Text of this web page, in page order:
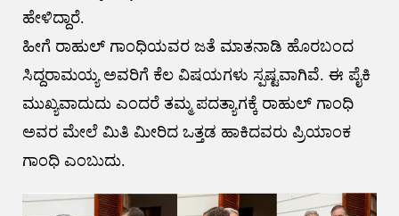
ಹೇಳಿದ್ದಾರೆ.
ಹೀಗೆ ರಾಹುಲ್ ಗಾಂಧಿಯವರ ಜತೆ ಮಾತನಾಡಿ ಹೊರಬಂದ
ಸಿದ್ದರಾಮಯ್ಯ ಅವರಿಗೆ ಕೆಲ ವಿಷಯಗಳು ಸ್ಪಷ್ಟವಾಗಿವೆ. ಈ ಪೈಕಿ
ಮುಖ್ಯವಾದುದು ಎಂದರೆ ತಮ್ಮ ಪದತ್ಯಾಗಕ್ಕೆ ರಾಹುಲ್ ಗಾಂಧಿ
ಅವರ ಮೇಲೆ ಮಿತಿ ಮೀರಿದ ಒತ್ತಡ ಹಾಕಿದವರು ಪ್ರಿಯಾಂಕ
ಗಾಂಧಿ ಎಂಬುದು.